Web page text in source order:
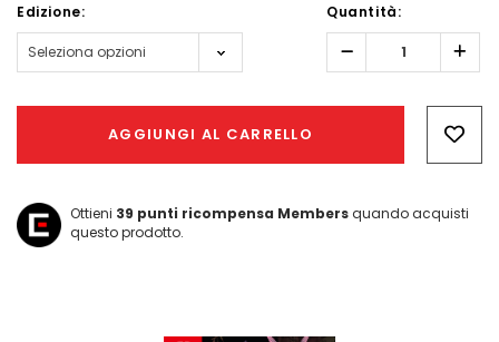
Edizione: Quantità:
Diminuisci
quantità:
AGGIUNGI AL CARRELLO
Ottieni 39 punti ricompensa Membersquando acquisti
questo prodotto.